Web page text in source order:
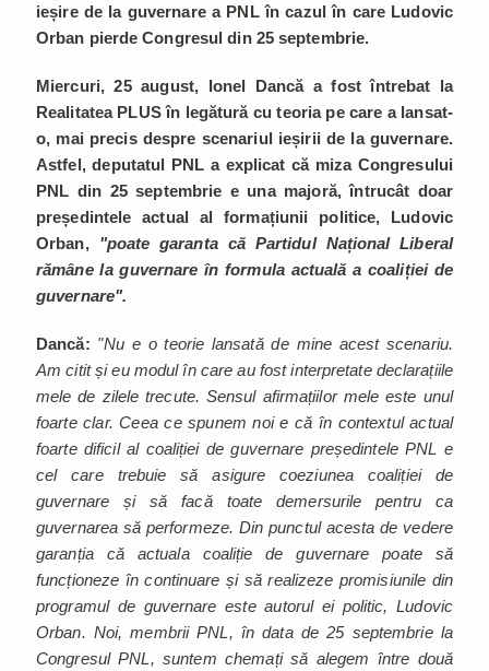
ieșire de la guvernare a PNL în cazul în care Ludovic
Orban pierde Congresul din 25 septembrie.
Miercuri, 25 august, Ionel Dancă a fost întrebat la
Realitatea PLUS în legătură cu teoria pe care a lansat-
o, mai precis despre scenariul ieșirii de la guvernare.
Astfel, deputatul PNL a explicat că miza Congresului
PNL din 25 septembrie e una majoră, întrucât doar
președintele actual al formațiunii politice, Ludovic
Orban,"poate garanta că Partidul Național Liberal
rămâne la guvernare în formula actuală a coaliției de
guvernare".
Dancă: "Nu e o teorie lansată de mine acest scenariu.
Am citit și eu modul în care au fost interpretate declarațiile
mele de zilele trecute. Sensul afirmațiilor mele este unul
foarte clar. Ceea ce spunem noi e că în contextul actual
foarte dificil al coaliției de guvernare președintele PNL e
cel care trebuie să asigure coeziunea coaliției de
guvernare și să facă toate demersurile pentru ca
guvernarea să performeze. Din punctul acesta de vedere
garanția că actuala coaliție de guvernare poate să
funcționeze în continuare și să realizeze promisiunile din
programul de guvernare este autorul ei politic, Ludovic
Orban. Noi, membrii PNL, în data de 25 septembrie la
Congresul PNL, suntem chemați să alegem între două